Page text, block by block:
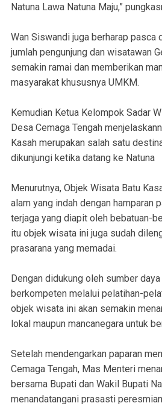
Natuna Lawa Natuna Maju,”
Wan Siswandi juga berharap pasca
jumlah pengunjung dan wisatawan
semakin ramai dan memberikan
masyarakat khususnya UMKM.
Kemudian Ketua Kelompok Sadar
Desa Cemaga Tengah
Kasah merupakan salah satu
dikunjungi ketika datang ke Natuna
Menurutnya, Objek Wisata Batu
alam yang indah dengan hamparan
terjaga yang diapit oleh bebatuan-
itu objek wisata ini juga sudah
prasarana yang memadai.
Dengan didukung oleh sumber
berkompeten melalui pelatihan-
objek wisata ini akan semakin
lokal maupun mancanegara untuk
Setelah mendengarkan paparan
Cemaga Tengah, Mas Menteri
bersama Bupati dan Wakil Bupati
menandatangani prasasti